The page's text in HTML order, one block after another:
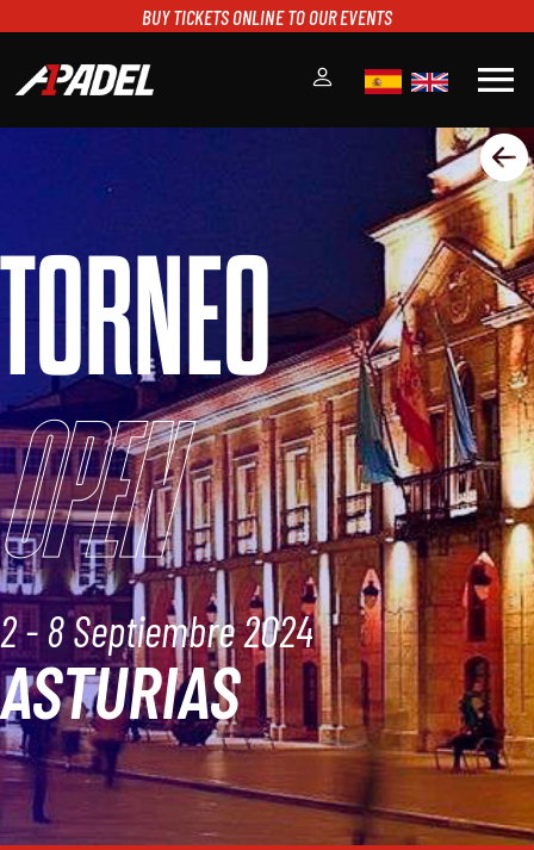
BUY TICKETS ONLINE TO OUR EVENTS
menu
TORNEOS
MULTIMEDIA
SCOREBOARD
STREAMING
TORNEO
Open
2 - 8 Septiembre 2024
ASTURIAS